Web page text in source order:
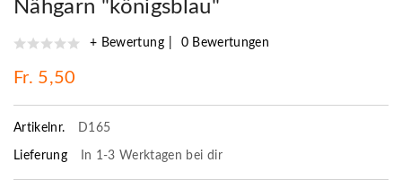
Nähgarn "königsblau"
+ Bewertung 0 Bewertungen
Fr. 5,50
Artikelnr. D165
Lieferung In 1-3 Werktagen bei dir